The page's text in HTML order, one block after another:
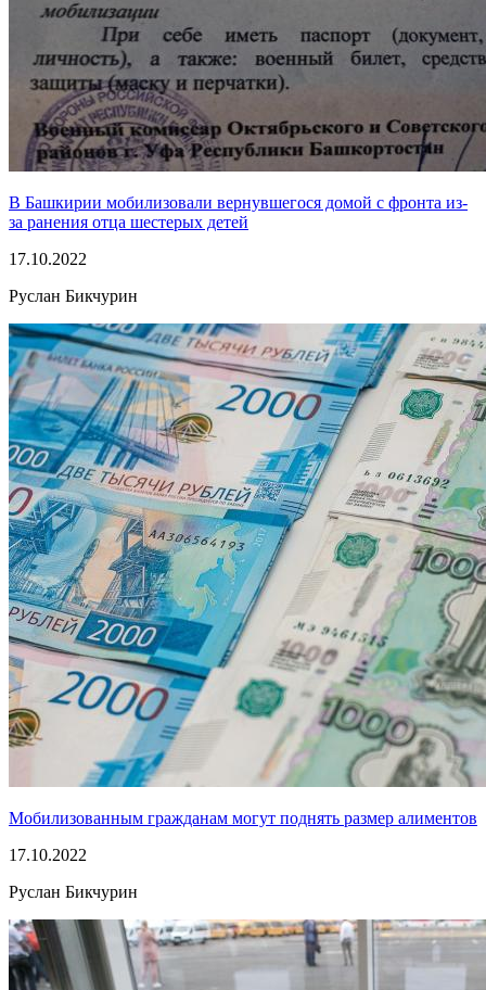
В Башкирии мобилизовали вернувшегося домой с фронта из-
за ранения отца шестерых детей
17.10.2022
Руслан Бикчурин
Мобилизованным гражданам могут поднять размер алиментов
17.10.2022
Руслан Бикчурин